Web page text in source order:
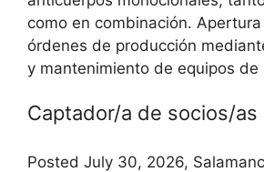
como en combinación.
órdenes de producción
y mantenimiento de equipos de
Captador/a de socios/as
Posted July 30, 2026,